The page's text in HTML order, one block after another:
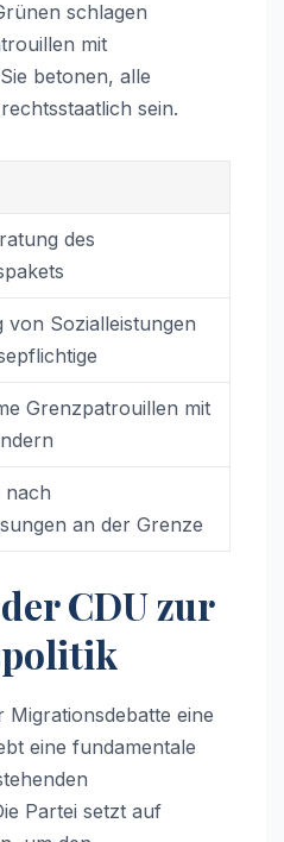
schlagen
mit
betonen, alle
sein.
des
von Sozialleistungen
Grenzpatrouillen mit
nach
an der Grenze
CDU zur
Migrationsdebatte eine
eine fundamentale
Partei setzt auf